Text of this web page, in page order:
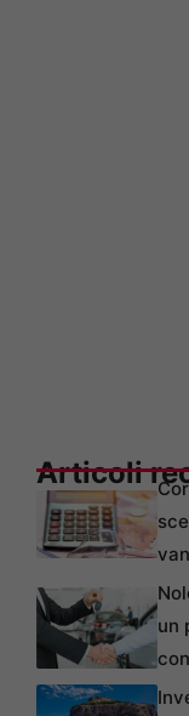
Articoli
un